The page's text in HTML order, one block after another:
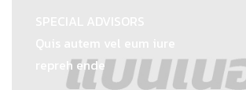
repreh ende